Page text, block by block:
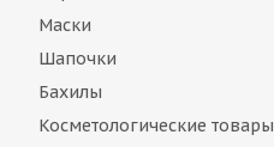
Маски
Шапочки
Бахилы
Косметологические товары